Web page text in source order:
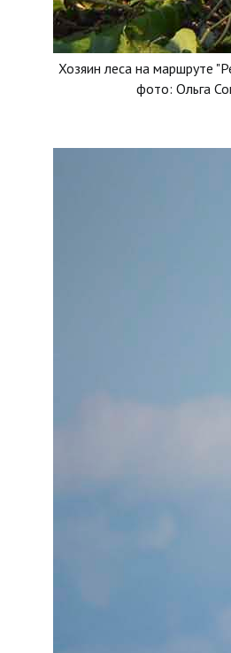
Хозяин леса на маршруте
фото: Ольга